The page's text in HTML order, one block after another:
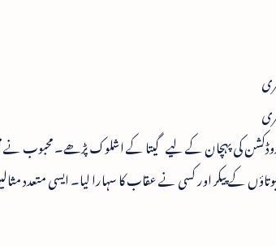
کی پہچان کے لیے گیتا کے اشلوک پڑھے۔ محبوب نے
کے پیکر اور کسی نے عقاب کا سہارا لیا۔ ایسی متعدد